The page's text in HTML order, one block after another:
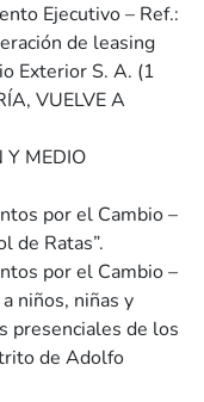
Ejecutivo – Ref.:
de leasing
Exterior S. A. (1
VUELVE A
Y MEDIO
por el Cambio –
de Ratas”.
por el Cambio –
niños, niñas y
presenciales de los
de Adolfo